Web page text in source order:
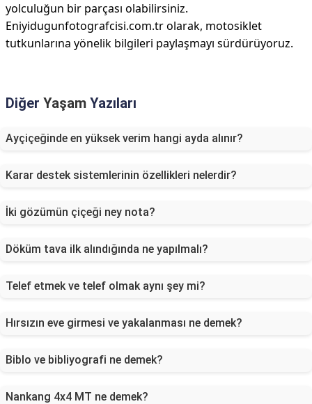
yolculuğun bir parçası olabilirsiniz.
Eniyidugunfotografcisi.com.tr olarak, motosiklet
tutkunlarına yönelik bilgileri paylaşmayı sürdürüyoruz.
Diğer Yaşam Yazıları
Ayçiçeğinde en yüksek verim hangi ayda alınır?
Karar destek sistemlerinin özellikleri nelerdir?
İki gözümün çiçeği ney nota?
Döküm tava ilk alındığında ne yapılmalı?
Telef etmek ve telef olmak aynı şey mi?
Hırsızın eve girmesi ve yakalanması ne demek?
Biblo ve bibliyografi ne demek?
Nankang 4x4 MT ne demek?